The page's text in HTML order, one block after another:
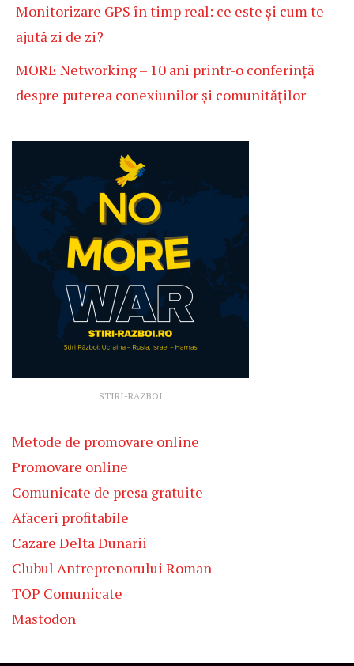
Monitorizare GPS în timp real: ce este și cum te
ajută zi de zi?
MORE Networking – 10 ani printr-o conferință
despre puterea conexiunilor și comunităților
STIRI-RAZBOI
Metode de promovare online
Promovare online
Comunicate de presa gratuite
Afaceri profitabile
Cazare Delta Dunarii
Clubul Antreprenorului Roman
TOP Comunicate
Mastodon